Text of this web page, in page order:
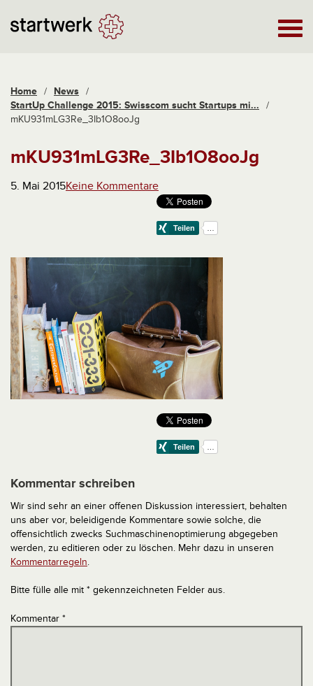
Home / News /
StartUp Challenge 2015: Swisscom sucht Startups mi...
/
mKU931mLG3Re_3Ib1O8ooJg
mKU931mLG3Re_3Ib1O8ooJg
5. Mai 2015Keine Kommentare
Kommentar schreiben
Wir sind sehr an einer offenen Diskussion interessiert, behalten
uns aber vor, beleidigende Kommentare sowie solche, die
offensichtlich zwecks Suchmaschinenoptimierung abgegeben
werden, zu editieren oder zu löschen. Mehr dazu in unseren
Kommentarregeln.
Bitte fülle alle mit * gekennzeichneten Felder aus.
Kommentar *